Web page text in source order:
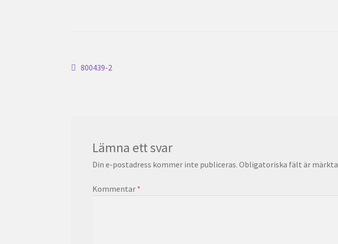
Inläggsnavigering
Föregående
800439-2
Lämna ett svar
Din e-postadress kommer inte publiceras. Obligatoriska fält är märkta
Kommentar *